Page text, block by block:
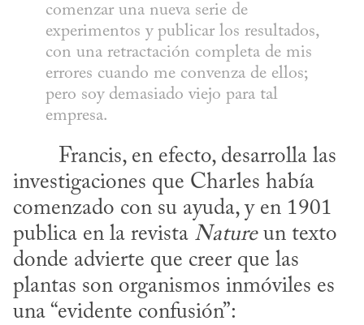
comenzar una nueva serie de
experimentos y publicar los resultados,
con una retractación completa de mis
errores cuando me convenza de ellos;
pero soy demasiado viejo para tal
empresa.
investigaciones que Charles había
comenzado con su ayuda, y en 1901
publica en la revista Nature un texto
donde advierte que creer que las
plantas son organismos inmóviles es
una “evidente confusión”: